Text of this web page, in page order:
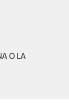
O LA